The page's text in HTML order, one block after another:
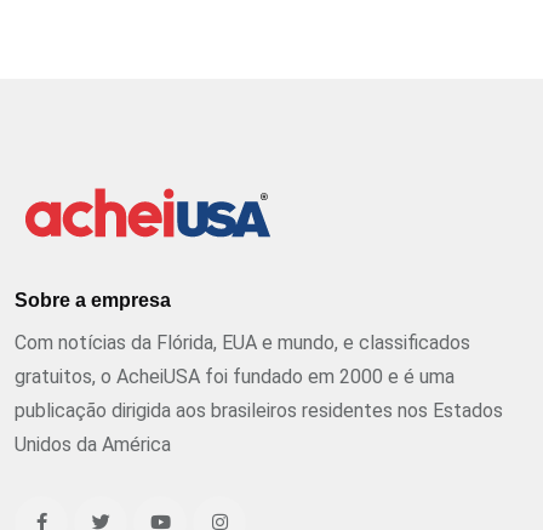
Sobre a empresa
Com notícias da Flórida, EUA e mundo, e classificados
gratuitos, o AcheiUSA foi fundado em 2000 e é uma
publicação dirigida aos brasileiros residentes nos Estados
Unidos da América